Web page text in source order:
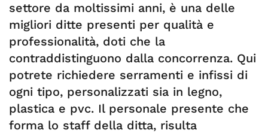
settore da moltissimi anni, è una delle
migliori ditte presenti per qualità e
professionalità, doti che la
contraddistinguono dalla concorrenza. Qui
potrete richiedere serramenti e infissi di
ogni tipo, personalizzati sia in legno,
plastica e pvc. Il personale presente che
forma lo staff della ditta, risulta